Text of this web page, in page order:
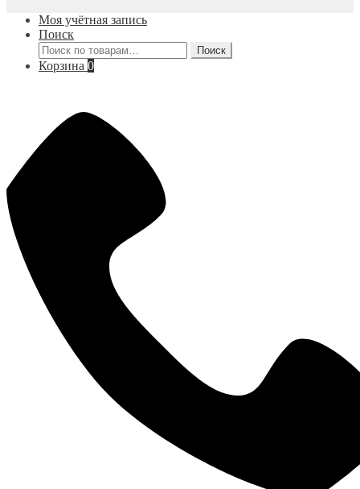
Моя учётная запись
Поиск
Искать:
Поиск
Корзина 0